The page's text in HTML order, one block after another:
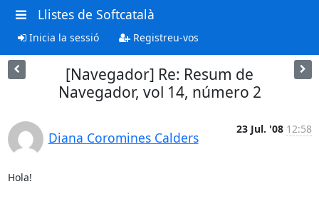
Llistes de Softcatalà
Inicia la sessió Registreu-vos
[Navegador] Re: Resum de
Navegador, vol 14, número 2
Diana Coromines Calders
23 Jul. '08 12:58
Hola!